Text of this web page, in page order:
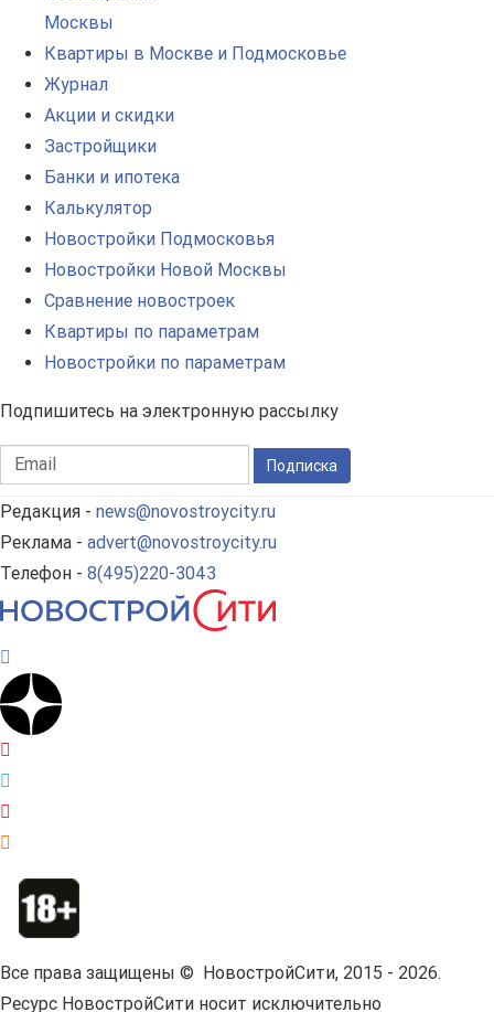
Москвы
Квартиры в Москве и Подмосковье
Журнал
Акции и скидки
Застройщики
Банки и ипотека
Калькулятор
Новостройки Подмосковья
Новостройки Новой Москвы
Сравнение новостроек
Квартиры по параметрам
Новостройки по параметрам
Подпишитесь на электронную рассылку
Подписка
Редакция - news@novostroycity.ru
Реклама - advert@novostroycity.ru
Телефон - 8(495)220-3043
Все права защищены © НовостройСити, 2015 - 2026.
Ресурс НовостройСити носит исключительно